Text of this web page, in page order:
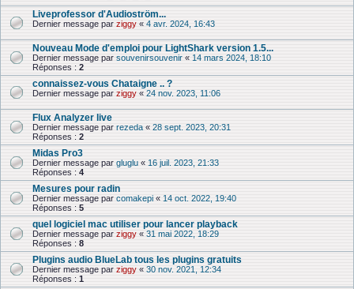
Liveprofessor d'Audioström...
Dernier message par ziggy « 4 avr. 2024, 16:43
Nouveau Mode d'emploi pour LightShark version 1.5...
Dernier message par souvenirsouvenir « 14 mars 2024, 18:10
Réponses : 2
connaissez-vous Chataigne .. ?
Dernier message par ziggy « 24 nov. 2023, 11:06
Flux Analyzer live
Dernier message par rezeda « 28 sept. 2023, 20:31
Réponses : 2
Midas Pro3
Dernier message par gluglu « 16 juil. 2023, 21:33
Réponses : 4
Mesures pour radin
Dernier message par comakepi « 14 oct. 2022, 19:40
Réponses : 5
quel logiciel mac utiliser pour lancer playback
Dernier message par ziggy « 31 mai 2022, 18:29
Réponses : 8
Plugins audio BlueLab tous les plugins gratuits
Dernier message par ziggy « 30 nov. 2021, 12:34
Réponses : 1